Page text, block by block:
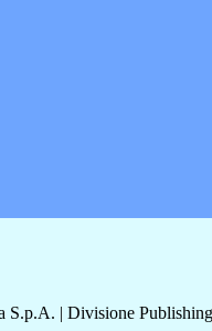
S.p.A. | Divisione